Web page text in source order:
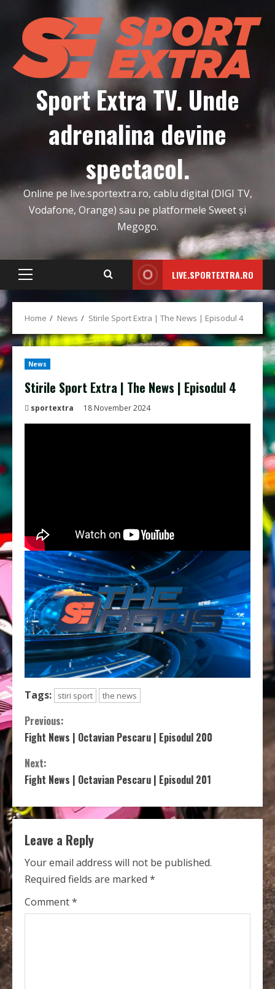
content
Sport Extra TV. Unde
adrenalina devine
spectacol.
Online pe live.sportextra.ro, cablu digital (DIGI TV,
Vodafone, Orange) sau pe platformele Sweet și
Megogo.
Primary
LIVE.SPORTEXTRA.RO
Home News Stirile Sport Extra | The News | Episodul 4
News
Stirile Sport Extra | The News | Episodul 4
sportextra 18 November 2024
Tags: stiri sport the news
C
o
n
t
i
n
u
e
Previous:
Fight News | Octavian Pescaru | Episodul 200
Next:
Fight News | Octavian Pescaru | Episodul 201
Leave a Reply
Your email address will not be published.
Required fields are marked *
Comment*